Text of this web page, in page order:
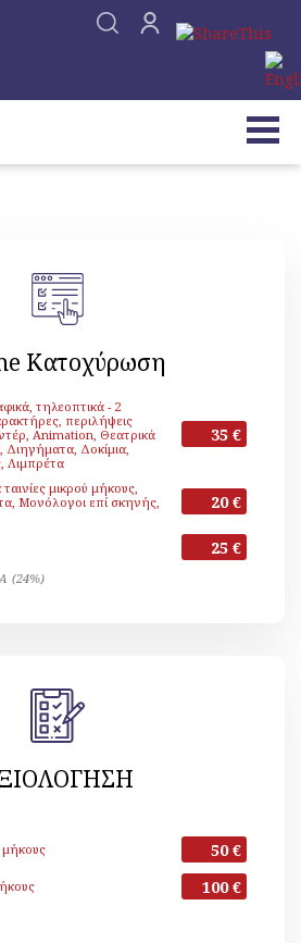
Κατοχύρωση
τηλεοπτικά - 2
περιλήψεις
Animation, Θεατρικά
Δοκίμια,
Λιμπρέτα
35 €
μικρού μήκους,
Μονόλογοι επί σκηνής,
20 €
25 €
(24%)
50 €
100 €